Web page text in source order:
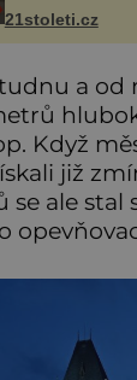
arzenál schopný
padesátkrát
21stoleti.cz
a od
Když
již
se ale stal